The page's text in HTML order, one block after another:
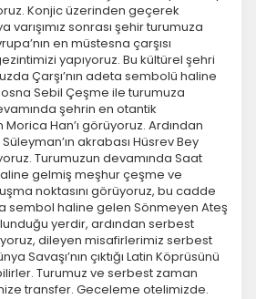
Konjic üzerinden geçerek
varışımız sonrası şehir turumuza
en müstesna çarşısı
yapıyoruz. Bu kültürel şehri
Çarşı’nın adeta sembolü haline
Sebil Çeşme ile turumuza
şehrin en otantik
Han’ı görüyoruz. Ardından
akrabası Hüsrev Bey
Turumuzun devamında Saat
gelmiş meşhur çeşme ve
noktasını görüyoruz, bu cadde
sembol haline gelen Sönmeyen Ateş
yerdir, ardından serbest
dileyen misafirlerimiz serbest
Savaşı’nın çıktığı Latin Köprüsünü
Turumuz ve serbest zaman
transfer. Geceleme otelimizde.